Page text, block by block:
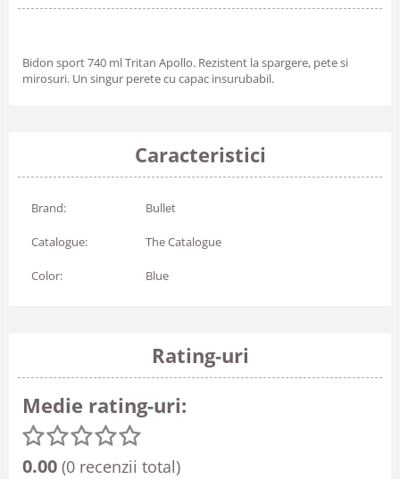
Bidon sport 740 ml Tritan Apollo. Rezistent la spargere, pete si
mirosuri. Un singur perete cu capac insurubabil.
Caracteristici
Brand: Bullet
Catalogue: The Catalogue
Color: Blue
Rating-uri
Medie rating-uri:
0.00 (0 recenzii total)